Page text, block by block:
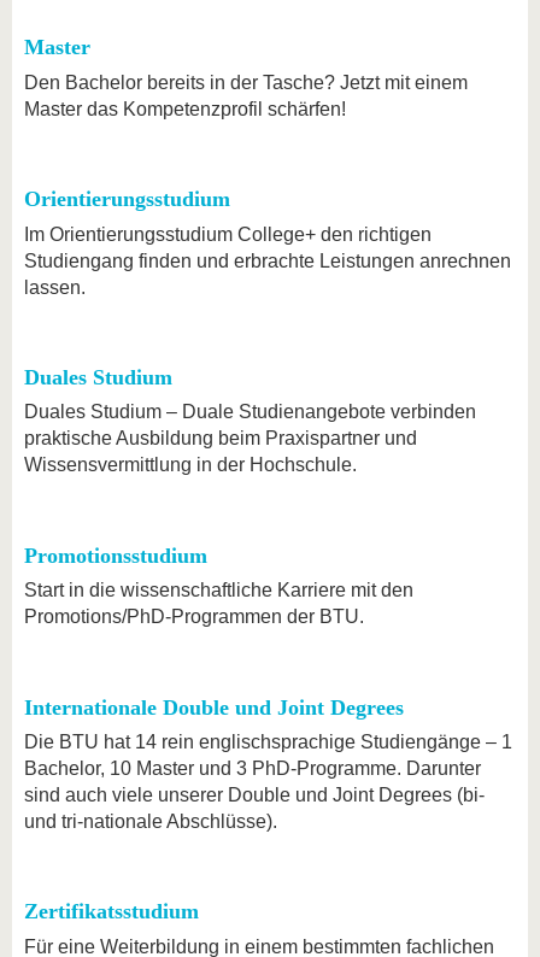
Master
Den Bachelor bereits in der Tasche? Jetzt mit einem
Master das Kompetenzprofil schärfen!
Orientierungsstudium
Im Orientierungsstudium College+ den richtigen
Studiengang finden und erbrachte Leistungen anrechnen
lassen.
Duales Studium
Duales Studium – Duale Studienangebote verbinden
praktische Ausbildung beim Praxispartner und
Wissensvermittlung in der Hochschule.
Promotionsstudium
Start in die wissenschaftliche Karriere mit den
Promotions/PhD-Programmen der BTU.
Internationale Double und Joint Degrees
Die BTU hat 14 rein englischsprachige Studiengänge – 1
Bachelor, 10 Master und 3 PhD-Programme. Darunter
sind auch viele unserer Double und Joint Degrees (bi-
und tri-nationale Abschlüsse).
Zertifikatsstudium
Für eine Weiterbildung in einem bestimmten fachlichen